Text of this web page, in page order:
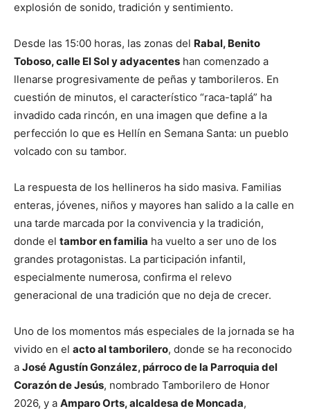
explosión de sonido, tradición y sentimiento.
Desde las 15:00 horas, las zonas del Rabal, Benito
Toboso, calle El Sol y adyacentes han comenzado a
llenarse progresivamente de peñas y tamborileros. En
cuestión de minutos, el característico “raca-taplá” ha
invadido cada rincón, en una imagen que define a la
perfección lo que es Hellín en Semana Santa: un pueblo
volcado con su tambor.
La respuesta de los hellineros ha sido masiva. Familias
enteras, jóvenes, niños y mayores han salido a la calle en
una tarde marcada por la convivencia y la tradición,
donde el tambor en familia ha vuelto a ser uno de los
grandes protagonistas. La participación infantil,
especialmente numerosa, confirma el relevo
generacional de una tradición que no deja de crecer.
Uno de los momentos más especiales de la jornada se ha
vivido en el acto al tamborilero, donde se ha reconocido
a José Agustín González, párroco de la Parroquia del
Corazón de Jesús, nombrado Tamborilero de Honor
2026, y a Amparo Orts,alcaldesa de Moncada,